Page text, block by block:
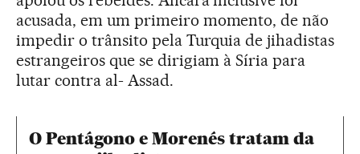
acusada, em um primeiro momento, de não
impedir o trânsito pela Turquia de jihadistas
estrangeiros que se dirigiam à Síria para
lutar contra al- Assad.
O Pentágono e Morenés tratam da